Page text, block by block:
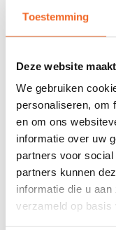
Toestemming
Deze website
We gebruiken
personaliseren, om
en om ons
informatie over uw
partners voor
partners kunnen
informatie die u
verzameld op basis
Materiaal:
Afsluiting hals:
Afsluiting pols:
Capuchon:
Sokken:
Plasrits: